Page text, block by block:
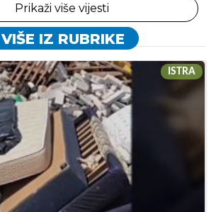
Prikaži više vijesti
VIŠE IZ RUBRIKE
ISTRA